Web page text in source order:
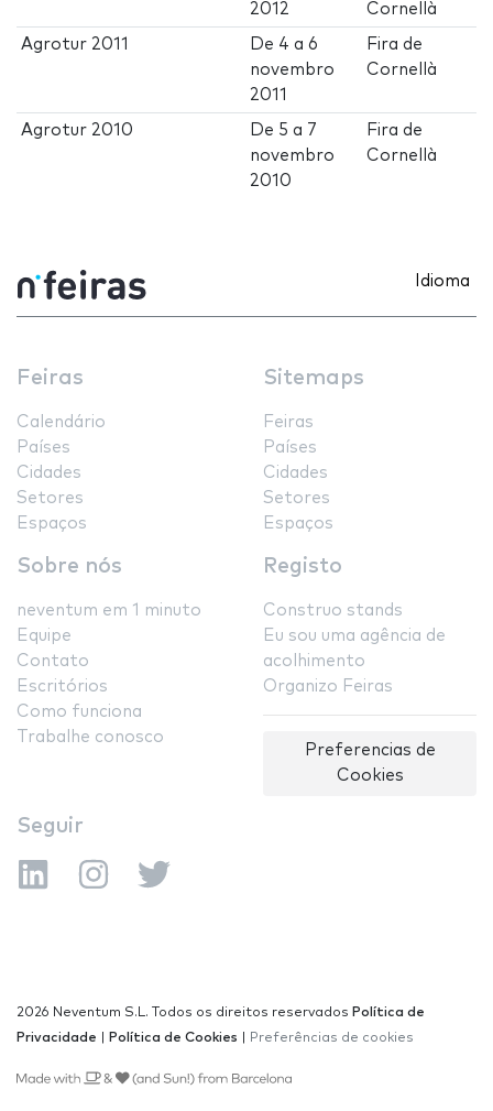
2012
Cornellà
Agrotur 2011 De 4 a6
novembro
2011
Fira de
Cornellà
Agrotur 2010 De 5 a 7
novembro
2010
Fira de
Cornellà
Idioma
Feiras
Calendário
Países
Cidades
Setores
Espaços
Sitemaps
Feiras
Países
Cidades
Setores
Espaços
Sobre nós
neventum em 1 minuto
Equipe
Contato
Escritórios
Como funciona
Trabalhe conosco
Registo
Construo stands
Eu sou uma agência de
acolhimento
Organizo Feiras
Preferencias de
Cookies
Seguir
2026 Neventum S.L. Todos os direitos reservados Política de
Privacidade
Política de Cookies Preferências de cookies